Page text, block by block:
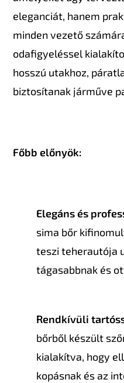
eleganciát, hanem
minden vezető
odafigyeléssel
hosszú utakhoz,
biztosítanak járműve
Főbb előnyök:
Elegáns és
sima bőr
teszi teherautója
tágasabbnak és
Rendkívüli
bőrből készült
kialakítva, hogy
kopásnak és az